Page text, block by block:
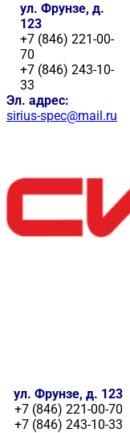
ул. Фрунзе, д.
123
+7 (846) 221-00-
70
+7 (846) 243-10-
33
Эл. адрес:
sirius-spec@mail.ru
ул. Фрунзе, д. 123
+7 (846) 221-00-70
+7 (846) 243-10-33